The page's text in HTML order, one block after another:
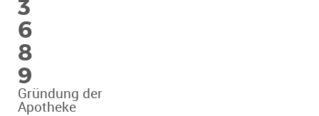
3
6
8
9
Gründung der
Apotheke